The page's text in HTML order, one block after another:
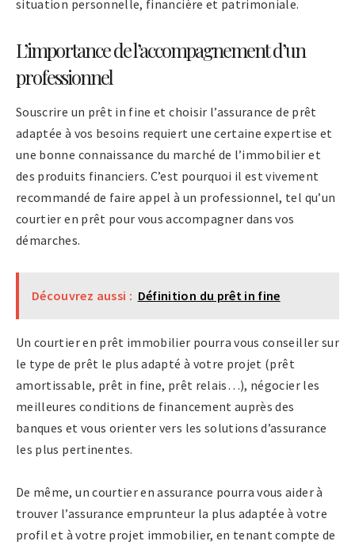
situation personnelle, financière et patrimoniale.
L’importance de l’accompagnement d’un
professionnel
Souscrire un prêt in fine et choisir l’assurance de prêt
adaptée à vos besoins requiert une certaine expertise et
une bonne connaissance du marché de l’immobilier et
des produits financiers. C’est pourquoi il est vivement
recommandé de faire appel à un professionnel, tel qu’un
courtier en prêt pour vous accompagner dans vos
démarches.
Découvrez aussi : Définition du prêt in fine
Un courtier en prêt immobilier pourra vous conseiller sur
le type de prêt le plus adapté à votre projet (prêt
amortissable, prêt in fine, prêt relais…), négocier les
meilleures conditions de financement auprès des
banques et vous orienter vers les solutions d’assurance
les plus pertinentes.
De même, un courtier en assurance pourra vous aider à
trouver l’assurance emprunteur la plus adaptée à votre
profil et à votre projet immobilier, en tenant compte de